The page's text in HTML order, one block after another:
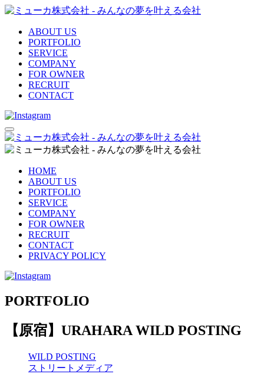
ABOUT US
PORTFOLIO
SERVICE
COMPANY
FOR OWNER
RECRUIT
CONTACT
HOME
ABOUT US
PORTFOLIO
SERVICE
COMPANY
FOR OWNER
RECRUIT
CONTACT
PRIVACY POLICY
PORTFOLIO
【原宿】URAHARA WILD POSTING
WILD POSTING
ストリートメディア